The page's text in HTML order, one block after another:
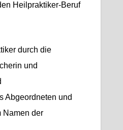
Heilpraktiker-Beruf
durch die
und
Abgeordneten und
Namen der